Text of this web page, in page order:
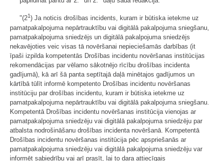
"(21 ) Ja noticis drošības incidents, kuram ir būtiska ietekme uz
pamatpakalpojuma nepārtrauktību vai digitālā pakalpojuma sniegšanu,
pamatpakalpojuma sniedzējs un digitālā pakalpojuma sniedzējs
nekavējoties veic visas tā novēršanai nepieciešamās darbības (it
īpaši izpilda kompetentās Drošības incidentu novēršanas institūcijas
rekomendācijas par vēlamo sākotnējo rīcību drošības incidenta
gadījumā), kā arī šā panta septītajā daļā minētajos gadījumos un
kārtībā tūlīt informē kompetento Drošības incidentu novēršanas
institūciju par drošības incidentu, kuram ir būtiska ietekme uz
pamatpakalpojuma nepārtrauktību vai digitālā pakalpojuma sniegšanu.
Kompetentā Drošības incidentu novēršanas institūcija vienojas ar
pamatpakalpojuma sniedzēju vai digitālā pakalpojuma sniedzēju par
atbalsta nodrošināšanu drošības incidenta novēršanā. Kompetentā
Drošības incidentu novēršanas institūcija pēc apspriešanās ar
pamatpakalpojuma sniedzēju vai digitālā pakalpojuma sniedzēju var
informēt sabiedrību vai arī prasīt, lai to dara attiecīgais